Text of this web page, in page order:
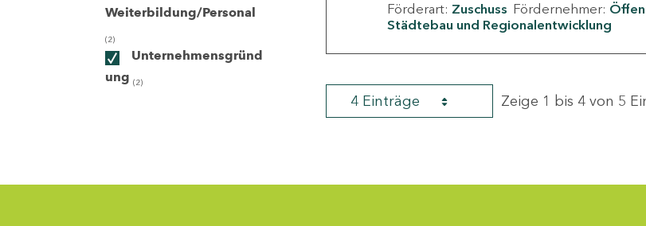
Weiterbildung/Personal
(2)
Unternehmensgründ
ung (2)
Förderart: Zuschuss Fördernehmer:
Städtebau und Regionalentwicklung
4 Einträge Zeige 1 bis 4 von 5